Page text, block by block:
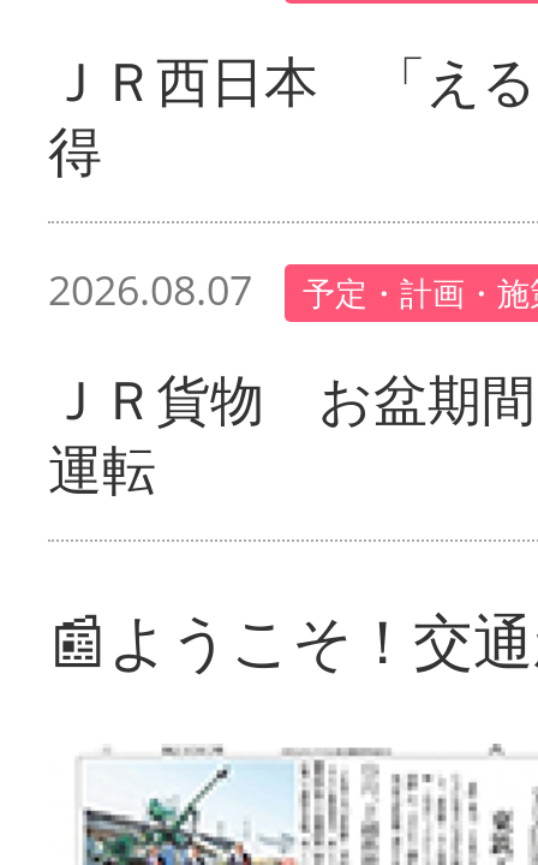
ＪＲ西日本 「え
得
2026.08.07 予定・計画・
ＪＲ貨物 お盆期
運転
📰ようこそ！交